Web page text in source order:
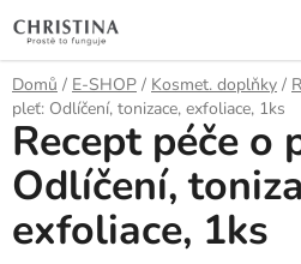
na
obsah
Domů / E-SHOP / Kosmet. doplňky /
pleť: Odlíčení, tonizace, exfoliace, 1ks
Recept péče o
Odlíčení,
exfoliace, 1ks